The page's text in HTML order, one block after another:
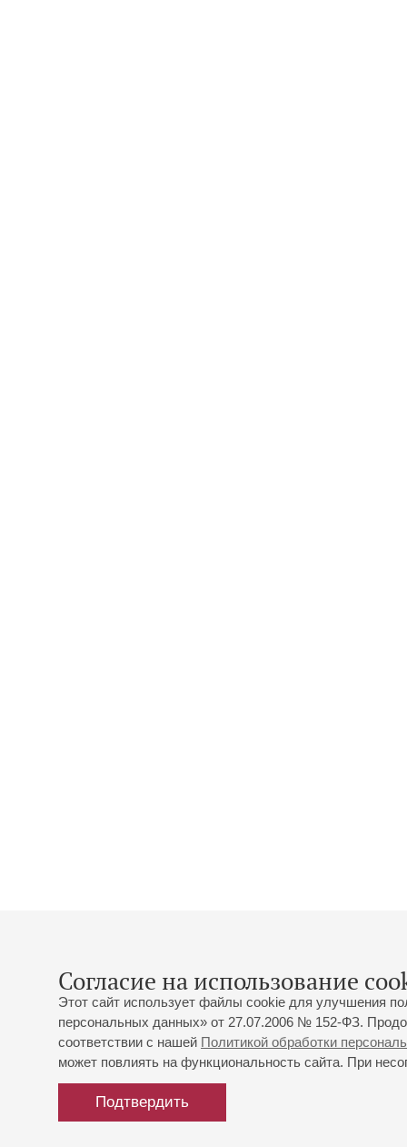
Согласие на использование
Этот сайт использует файлы cookie для улучшения
персональных данных» от 27.07.2006 № 152-ФЗ.
соответствии с нашей Политикой обработки
может повлиять на функциональность сайта. При
Подтвердить